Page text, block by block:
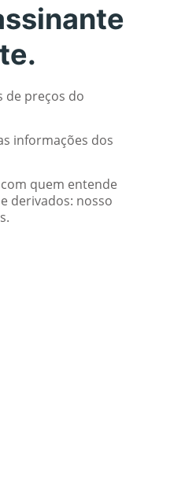
de preços do
informações dos
quem entende
derivados: nosso